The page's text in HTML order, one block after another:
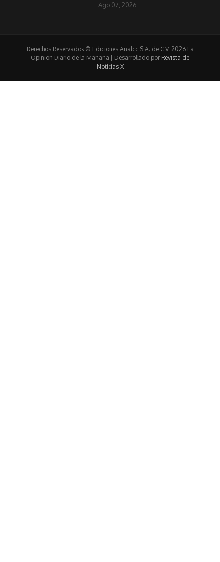
Ago 07, 2026
Derechos Reservados © Ediciones Analco S.A. de C.V. 2026 La
Opinion Diario de la Mañana | Desarrollado por Revista de
Noticias X